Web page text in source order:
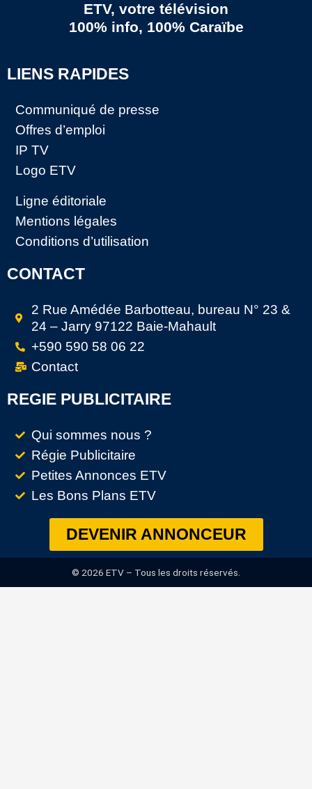
ETV, votre télévision
100% info, 100% Caraïbe
LIENS RAPIDES
Communiqué de presse
Offres d’emploi
IP TV
Logo ETV
Ligne éditoriale
Mentions légales
Conditions d’utilisation
CONTACT
2 Rue Amédée Barbotteau, bureau N° 23 &
24 – Jarry 97122 Baie-Mahault
+590 590 58 06 22
Contact
REGIE PUBLICITAIRE
Qui sommes nous ?
Régie Publicitaire
Petites Annonces ETV
Les Bons Plans ETV
DEVENIR ANNONCEUR
© 2026 ETV – Tous les droits réservés.